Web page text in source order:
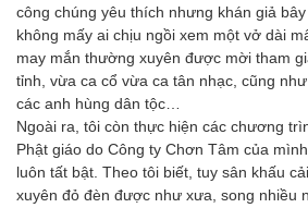
công chúng yêu thích nhưng khán giả
không mấy ai chịu ngồi xem một vở dài
may mắn thường xuyên được mời tham
tỉnh, vừa ca cổ vừa ca tân nhạc, cũng
các anh hùng dân tộc…
Ngoài ra, tôi còn thực hiện các chương
Phật giáo do Công ty Chơn Tâm của
luôn tất bật. Theo tôi biết, tuy sân khấu
xuyên đỏ đèn được như xưa, song nhiều